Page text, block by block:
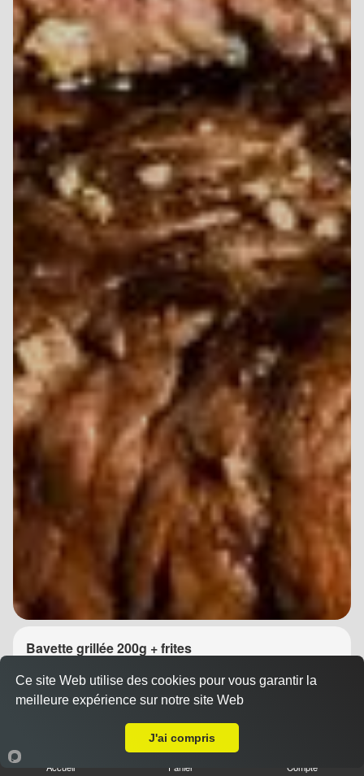
Bavette grillée 200g + frites
Dès14.90 €
Accueil Panier Compte
Ce site Web utilise des cookies pour vous garantir la
meilleure expérience sur notre site Web
J'ai compris